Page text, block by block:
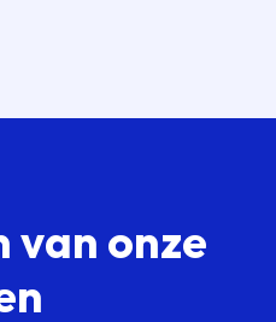
van onze